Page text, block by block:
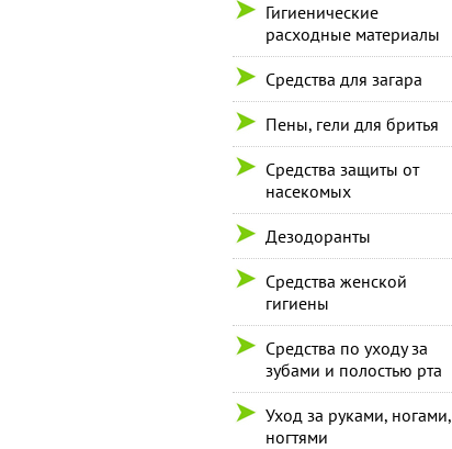
Гигиенические
расходные материалы
Средства для загара
Пены, гели для бритья
Средства защиты от
насекомых
Дезодоранты
Средства женской
гигиены
Средства по уходу за
зубами и полостью рта
Уход за руками, ногами,
ногтями